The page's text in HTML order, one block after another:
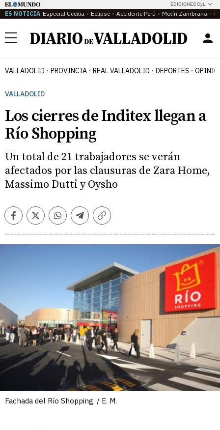
EDICIONES CyL
ES NOTICIA Especial Cecilia Eclipse Accidente Perú Motín Zambrana
Menú
VALLADOLID PROVINCIA REAL VALLADOLID DEPORTES
VALLADOLID
Los cierres de Inditex llegan a
Río Shopping
Un total de 21 trabajadores se verán
afectados por las clausuras de Zara Home,
Massimo Dutti y Oysho
FacebookTwitterWhatsappTelegramCopiar
Fachada del Río Shopping. / E. M.